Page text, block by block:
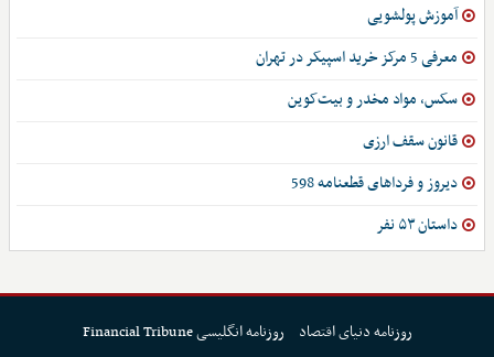
آموزش پولشویی
معرفی 5 مرکز خرید اسپیکر در تهران
سکس، مواد مخدر و بیت‌کوین
قانون سقف ارزی
دیروز و فرداهای قطعنامه 598
داستان ۵۳ نفر
روزنامه دنیای اقتصاد
روزنامه انگلیسی Financial Tribune